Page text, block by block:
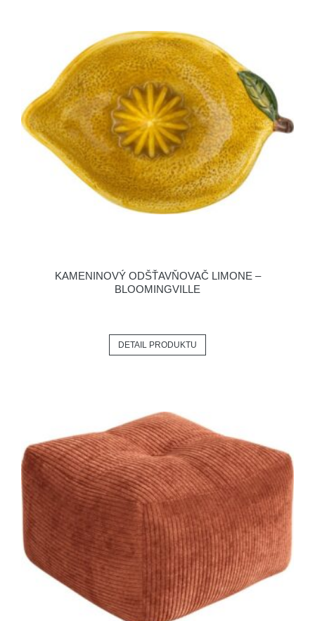
KAMENINOVÝ ODŠŤAVŇOVAČ LIMONE –
BLOOMINGVILLE
DETAIL PRODUKTU